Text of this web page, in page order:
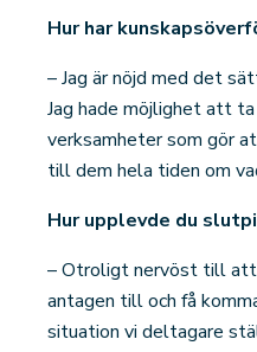
Hur har
– Jag är nöjd med det
Jag hade möjlighet att
verksamheter som gör
till dem hela tiden om
Hur upplevde du
– Otroligt nervöst till att
antagen till och få
situation vi deltagare